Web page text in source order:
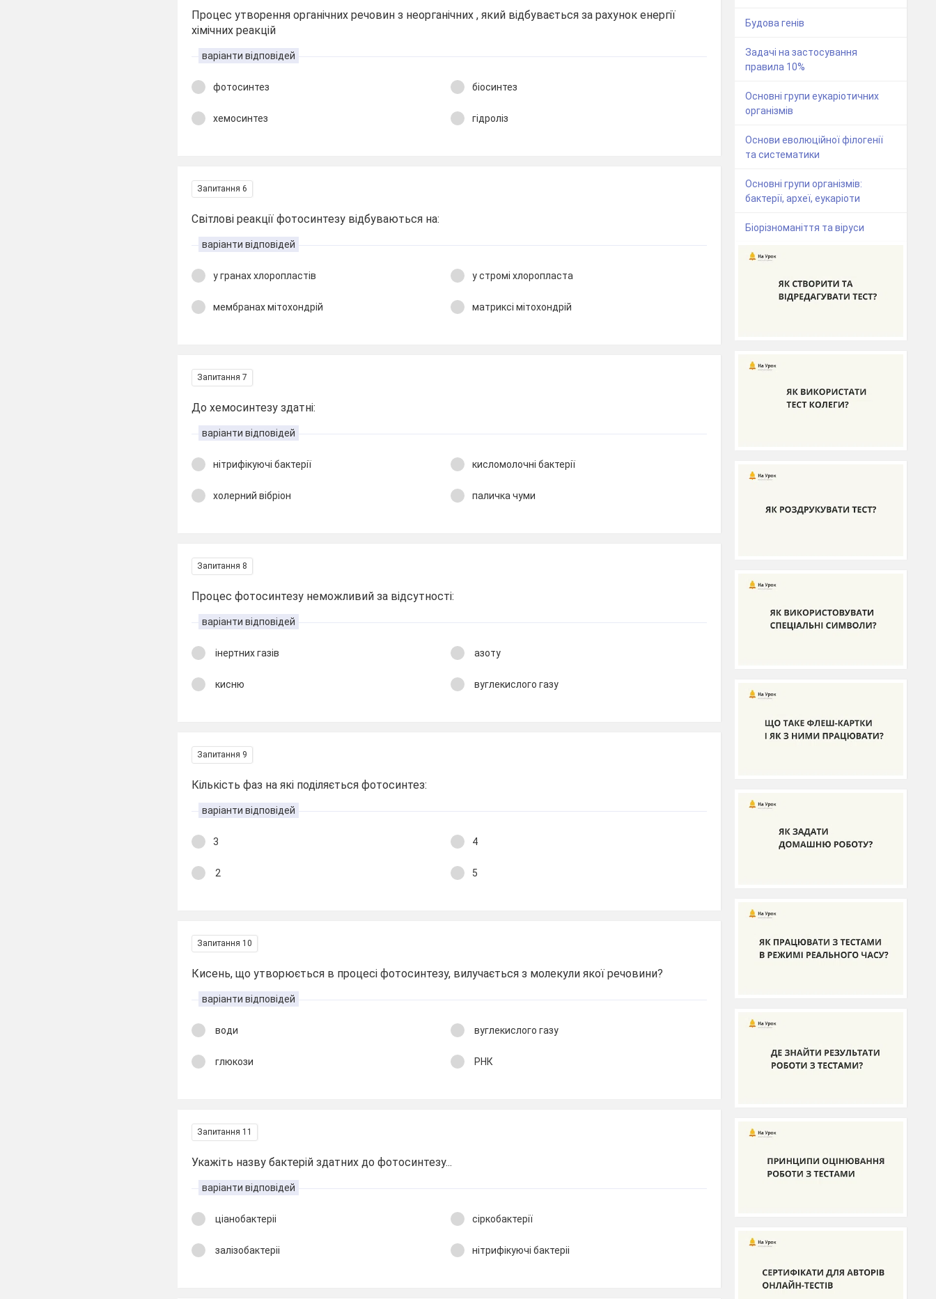
Процес утворення органічних речовин з неорганічних , який відбувається за рахунок енергії
хімічних реакцій
варіанти відповідей
фотосинтез біосинтез
хемосинтез гідроліз
Запитання 6
Світлові реакції фотосинтезу відбуваються на:
варіанти відповідей
у гранах хлоропластів у стромі хлоропласта
мембранах мітохондрій матриксі мітохондрій
Запитання 7
До хемосинтезу здатні:
варіанти відповідей
нітрифікуючі бактерії кисломолочні бактерії
холерний вібріон паличка чуми
Запитання 8
Процес фотосинтезу неможливий за відсутності:
варіанти відповідей
інертних газів азоту
кисню вуглекислого газу
Запитання 9
Кількість фаз на які поділяється фотосинтез:
варіанти відповідей
3 4
2 5
Запитання 10
Кисень, що утворюється в процесі фотосинтезу, вилучається з молекули якої речовини?
варіанти відповідей
води вуглекислого газу
глюкози РНК
Запитання 11
Укажіть назву бактерій здатних до фотосинтезу...
варіанти відповідей
ціанобактеріі сіркобактерії
залізобактеріі нітрифікуючі бактеріі
Будова генів
Задачі на застосування
правила 10%
Основні групи еукаріотичних
організмів
Основи еволюційної філогенії
та систематики
Основні групи організмів:
бактерії, археї, еукаріоти
Біорізноманіття та віруси